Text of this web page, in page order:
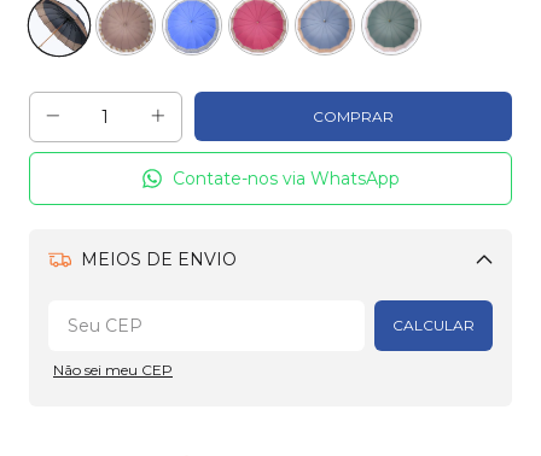
Contate-nos via WhatsApp
MEIOS DE ENVIO
Alterar CEP
CALCULAR
Não sei meu CEP